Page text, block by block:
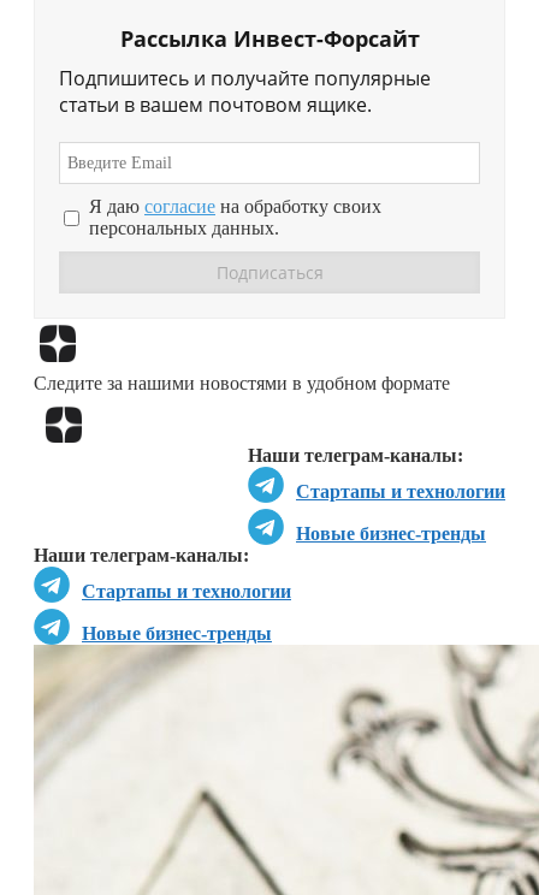
Рассылка Инвест-Форсайт
Подпишитесь и получайте популярные
статьи в вашем почтовом ящике.
Я даю согласие на обработку своих
персональных данных.
Следите за нашими новостями в удобном формате
Наши телеграм-каналы:
Стартапы и технологии
Новые бизнес-тренды
Наши телеграм-каналы:
Стартапы и технологии
Новые бизнес-тренды